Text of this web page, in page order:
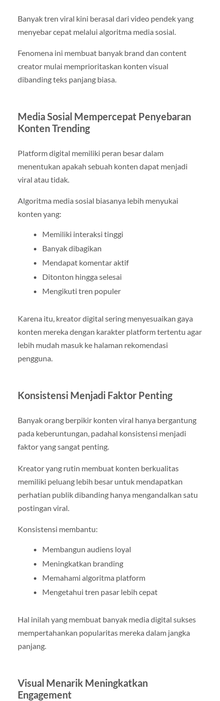
Banyak tren viral kini berasal dari video pendek yang
menyebar cepat melalui algoritma media sosial.
Fenomena ini membuat banyak brand dan content
creator mulai memprioritaskan konten visual
dibanding teks panjang biasa.
Media Sosial Mempercepat Penyebaran
Konten Trending
Platform digital memiliki peran besar dalam
menentukan apakah sebuah konten dapat menjadi
viral atau tidak.
Algoritma media sosial biasanya lebih menyukai
konten yang:
Memiliki interaksi tinggi
Banyak dibagikan
Mendapat komentar aktif
Ditonton hingga selesai
Mengikuti tren populer
Karena itu, kreator digital sering menyesuaikan gaya
konten mereka dengan karakter platform tertentu agar
lebih mudah masuk ke halaman rekomendasi
pengguna.
Konsistensi Menjadi Faktor Penting
Banyak orang berpikir konten viral hanya bergantung
pada keberuntungan, padahal konsistensi menjadi
faktor yang sangat penting.
Kreator yang rutin membuat konten berkualitas
memiliki peluang lebih besar untuk mendapatkan
perhatian publik dibanding hanya mengandalkan satu
postingan viral.
Konsistensi membantu:
Membangun audiens loyal
Meningkatkan branding
Memahami algoritma platform
Mengetahui tren pasar lebih cepat
Hal inilah yang membuat banyak media digital sukses
mempertahankan popularitas mereka dalam jangka
panjang.
Visual Menarik Meningkatkan
Engagement